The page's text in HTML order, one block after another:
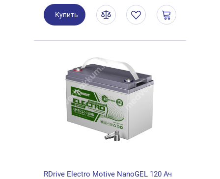
Купить
RDrive Electro Motive NanoGEL 120 Ач